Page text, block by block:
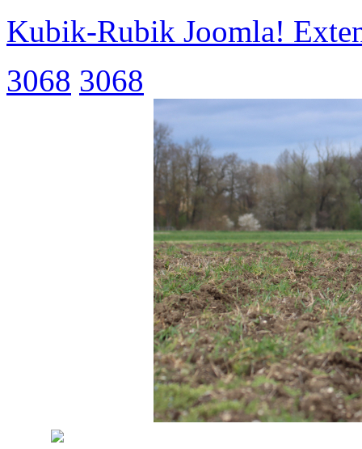
Kubik-Rubik Joomla!
3068 3068